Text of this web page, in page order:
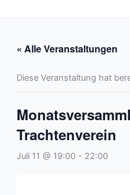
« Alle Veranstaltungen
Diese Veranstaltung hat
Trachtenverein
Juli 11 @ 19:00- 22:00